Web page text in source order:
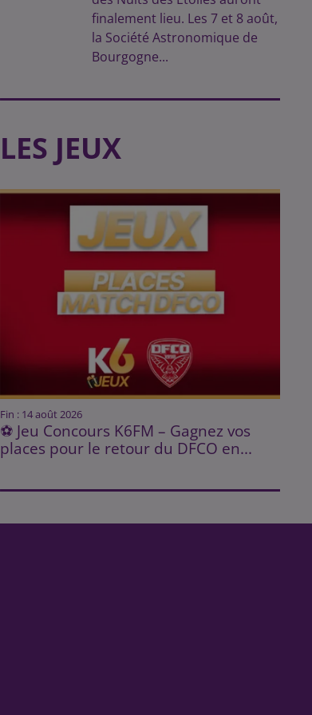
finalement lieu. Les 7 et 8 août,
la Société Astronomique de
Bourgogne...
LES JEUX
Fin : 14 août 2026
⚽ Jeu Concours K6FM – Gagnez vos
places pour le retour du DFCO en...